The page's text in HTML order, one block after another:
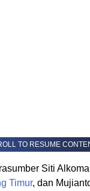
TO RESUME
Siti
Timur, dan